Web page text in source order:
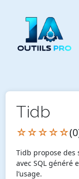
Tidb
☆☆☆☆☆
Tidb propose des
avec SQL généré
l’usage.